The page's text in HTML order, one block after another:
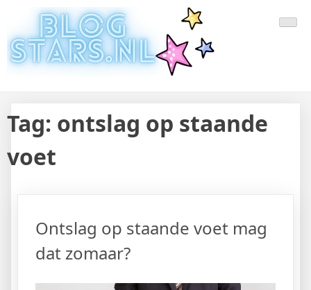
Doorgaan
inhoud
Laatste Nieuws Uit De Media
Van Nederland En Buitenland
Blogger Nieuws, Tips, Trends en Aanbiedingen
Tag: ontslag op staande
voet
Ontslag op staande voet mag
dat zomaar?